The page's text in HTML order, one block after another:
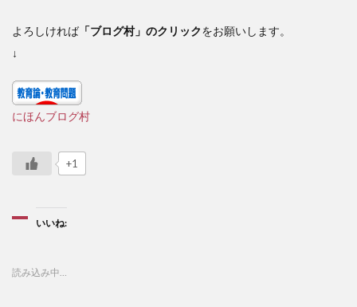
よろしければ 「ブログ村」のクリックをお願いします。
↓
にほんブログ村
+1
いいね:
読み込み中…